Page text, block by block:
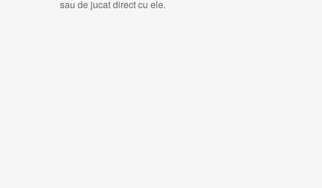
sau de jucat direct cu ele.